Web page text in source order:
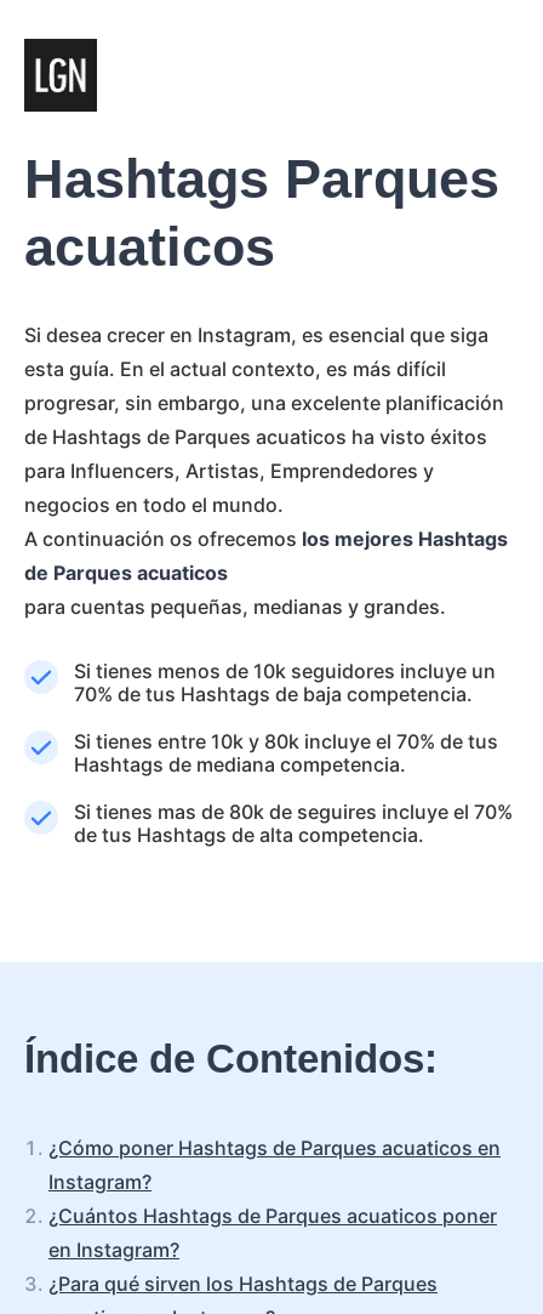
Hashtags Parques
acuaticos
Si desea crecer en Instagram, es esencial que siga
esta guía. En el actual contexto, es más difícil
progresar, sin embargo, una excelente planificación
de Hashtags de Parques acuaticos ha visto éxitos
para Influencers, Artistas, Emprendedores y
negocios en todo el mundo.
A continuación os ofrecemos los mejores Hashtags
de Parques acuaticos
para cuentas pequeñas, medianas y grandes.
Si tienes menos de 10k seguidores incluye un
70% de tus Hashtags de baja competencia.
Si tienes entre 10k y 80k incluye el 70% de tus
Hashtags de mediana competencia.
Si tienes mas de 80k de seguires incluye el 70%
de tus Hashtags de alta competencia.
Índice de Contenidos:
¿Cómo poner Hashtags de Parques acuaticos en
Instagram?
¿Cuántos Hashtags de Parques acuaticos poner
en Instagram?
¿Para qué sirven los Hashtags de Parques